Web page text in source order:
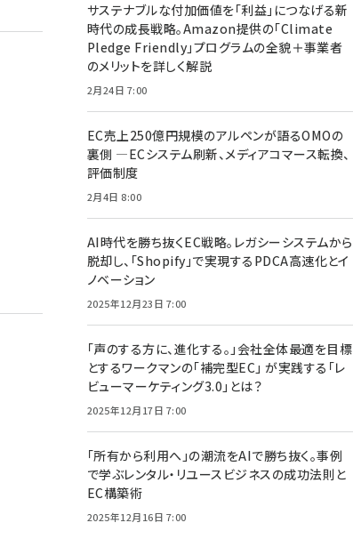
サステナブルな付加価値を「利益」につなげる新
時代の成長戦略。Amazon提供の「Climate
Pledge Friendly」プログラムの全貌＋事業者
のメリットを詳しく解説
2月24日 7:00
EC売上250億円規模のアルペンが語るOMOの
裏側 ―ECシステム刷新、メディアコマース転換、
評価制度
2月4日 8:00
AI時代を勝ち抜くEC戦略。レガシーシステムから
脱却し、「Shopify」で実現するPDCA高速化とイ
ノベーション
2025年12月23日 7:00
「声のする方に、進化する。」会社全体最適を目標
とするワークマンの「補完型EC」 が実践する「レ
ビューマーケティング3.0」とは？
2025年12月17日 7:00
「所有から利用へ」の潮流をAIで勝ち抜く。事例
で学ぶレンタル・リユースビジネスの成功法則と
EC構築術
2025年12月16日 7:00